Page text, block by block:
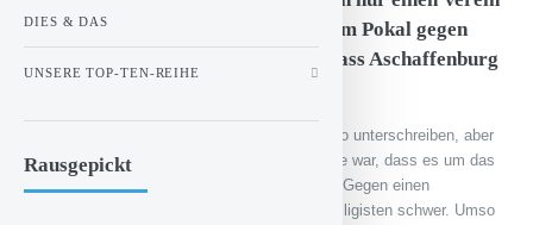
und das ist 1860. Und Viktoria hat im Pokal gegen
1860 gewonnen. Ist das nicht toll, dass Aschaffenburg
Ich glaube nicht jeder Münchner würde das so unterschreiben, aber
natürlich ist jeder Sieg schön. Das Besondere war, dass es um das
Halbfinale des Bayerischen Totopokals ging. Gegen einen
Drittligisten ist es natürlich für einen Regionalligisten schwer. Umso
DIES & DAS
UNSERE TOP-TEN-REIHE
Rausgepickt